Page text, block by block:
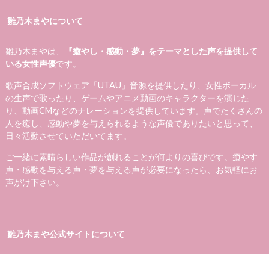
雛乃木まやについて
雛乃木まやは、
『癒やし・感動・夢』をテーマとした声を提供して
いる女性声優です。
歌声合成ソフトウェア「UTAU」音源を提供したり、女性ボーカル
の生声で歌ったり、ゲームやアニメ動画のキャラクターを演じた
り、動画CMなどのナレーションを提供しています。声でたくさんの
人を癒し、感動や夢を与えられるような声優でありたいと思って、
日々活動させていただいてます。
ご一緒に素晴らしい作品が創れることが何よりの喜びです。癒やす
声・感動を与える声・夢を与える声が必要になったら、お気軽にお
声がけ下さい。
雛乃木まや公式サイトについて